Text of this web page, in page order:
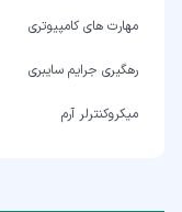
مهارت های کامپیوتری
رهگیری جرایم سایبری
میکروکنترلر آرم